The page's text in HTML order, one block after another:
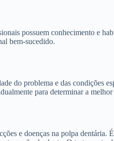
possuem conhecimento e
bem-sucedido.
do problema e das condições
para determinar a
e doenças na polpa